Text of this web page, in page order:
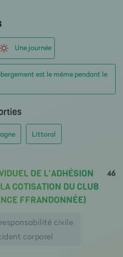
Une journée
est le même pendant le
Littoral
DE L'ADHÉSION
COTISATION DU CLUB
FFRANDONNÉE)
46
civile
corporel